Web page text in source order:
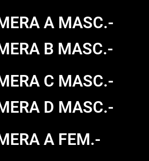
A MASC.-
B MASC.-
C MASC.-
D MASC.-
A FEM.-